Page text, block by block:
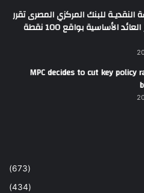
النقديـة للبنك المركزي المصرى تقرر
خفض أسعار العائد الأساسية بواقع 100 نقطة
MPC decides to cut key policy
(673)
(434)